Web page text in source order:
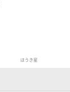
ほうき星